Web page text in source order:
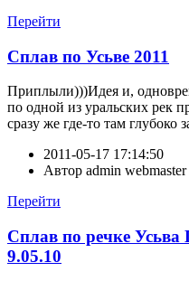
Перейти
Сплав по Усьве 2011
Приплыли)))Идея и,
по одной из уральских рек
сразу же где-то там глубоко
2011-05-17 17:14:50
Автор admin webmaster
Перейти
Сплав по речке Усьва
9.05.10